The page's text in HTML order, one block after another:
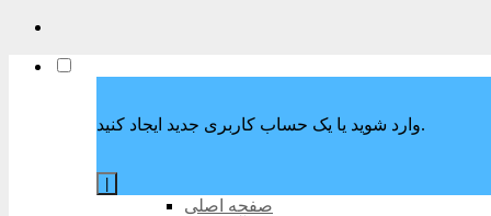
وارد شوید یا یک حساب کاربری جدید ایجاد کنید.
صفحه اصلی